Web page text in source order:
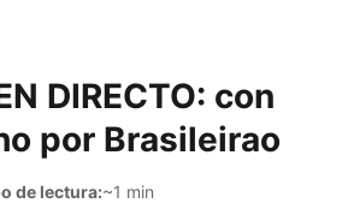
DIRECTO: con
por Brasileirao
de lectura:~1 min